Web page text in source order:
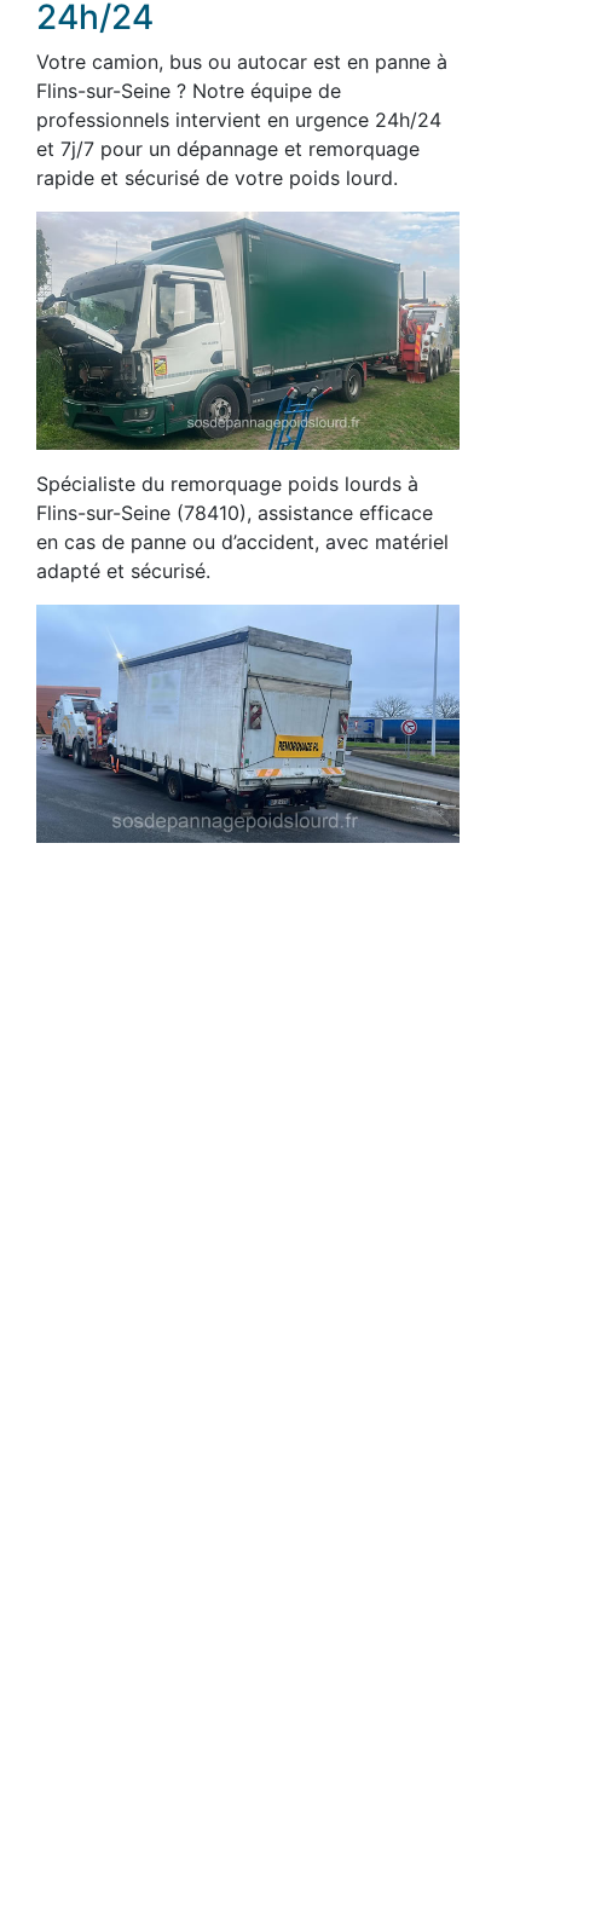
24h/24
Votre camion, bus ou autocar est en panne à
Flins-sur-Seine ? Notre équipe de
professionnels intervient en urgence 24h/24
et 7j/7 pour un dépannage et remorquage
rapide et sécurisé de votre poids lourd.
Spécialiste du remorquage poids lourds à
Flins-sur-Seine (78410), assistance efficace
en cas de panne ou d’accident, avec matériel
adapté et sécurisé.